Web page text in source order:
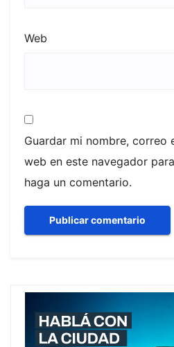
Web
Guardar mi nombre, correo
web en este navegador
haga un comentario.